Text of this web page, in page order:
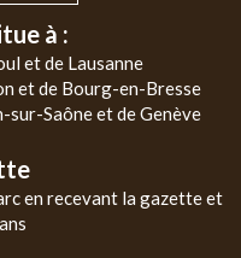
à :
et de Lausanne
et de Bourg-en-Bresse
sur-Saône et de Genève
en recevant la gazette et